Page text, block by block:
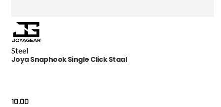
Steel
Joya Snaphook Single Click Staal
10.00